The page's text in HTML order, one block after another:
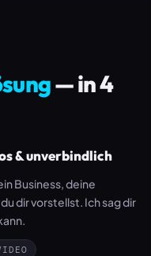
— in 4
& unverbindlich
Business, deine
dir vorstellst. Ich sag dir